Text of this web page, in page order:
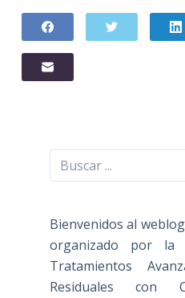
Buscar
Bienvenidos al
organizado por la
Tratamientos
Residuales con